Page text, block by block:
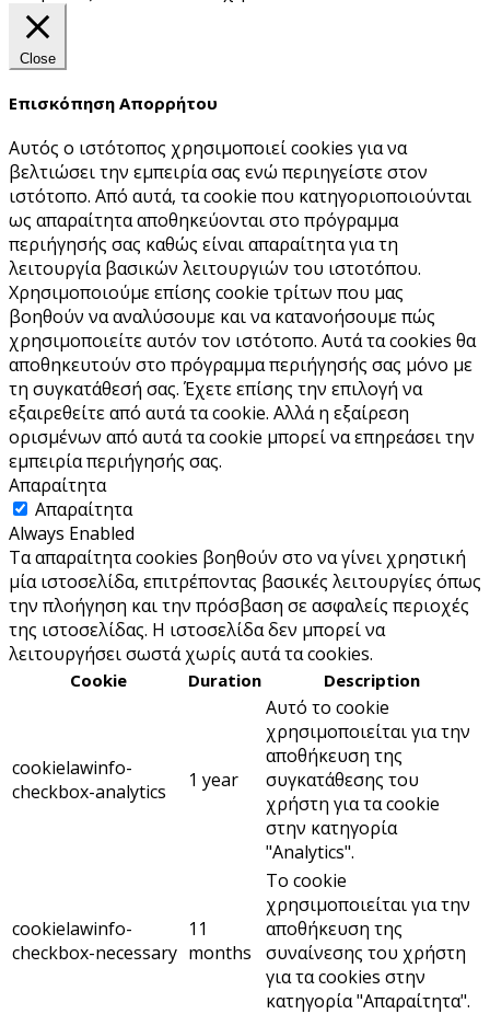
Close
Επισκόπηση Απορρήτου
Αυτός ο ιστότοπος χρησιμοποιεί cookies για να
βελτιώσει την εμπειρία σας ενώ περιηγείστε στον
ιστότοπο. Από αυτά, τα cookie που κατηγοριοποιούνται
ως απαραίτητα αποθηκεύονται στο πρόγραμμα
περιήγησής σας καθώς είναι απαραίτητα για τη
λειτουργία βασικών λειτουργιών του ιστoτόπου.
Χρησιμοποιούμε επίσης cookie τρίτων που μας
βοηθούν να αναλύσουμε και να κατανοήσουμε πώς
χρησιμοποιείτε αυτόν τον ιστότοπο. Αυτά τα cookies θα
αποθηκευτούν στο πρόγραμμα περιήγησής σας μόνο με
τη συγκατάθεσή σας. Έχετε επίσης την επιλογή να
εξαιρεθείτε από αυτά τα cookie. Αλλά η εξαίρεση
ορισμένων από αυτά τα cookie μπορεί να επηρεάσει την
εμπειρία περιήγησής σας.
Απαραίτητα
Απαραίτητα
Always Enabled
Τα απαραίτητα cookies βοηθούν στο να γίνει χρηστική
μία ιστοσελίδα, επιτρέποντας βασικές λειτουργίες όπως
την πλοήγηση και την πρόσβαση σε ασφαλείς περιοχές
της ιστοσελίδας. Η ιστοσελίδα δεν μπορεί να
λειτουργήσει σωστά χωρίς αυτά τα cookies.
Cookie Duration Description
cookielawinfo-
checkbox-analytics
1 year
Αυτό το cookie
χρησιμοποιείται για την
αποθήκευση της
συγκατάθεσης του
χρήστη για τα cookie
στην κατηγορία
"Analytics".
cookielawinfo-
checkbox-necessary
11
months
Το cookie
χρησιμοποιείται για την
αποθήκευση της
συναίνεσης του χρήστη
για τα cookies στην
κατηγορία "Απαραίτητα".